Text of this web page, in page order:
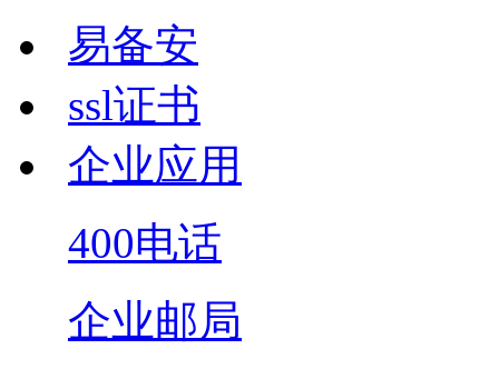
易备安
ssl证书
企业应用
400电话
企业邮局